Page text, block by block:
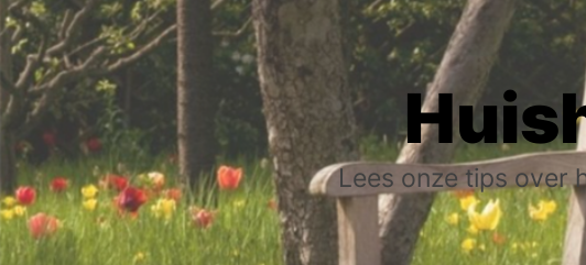
Skip
to
the
content
Lees onze tips over